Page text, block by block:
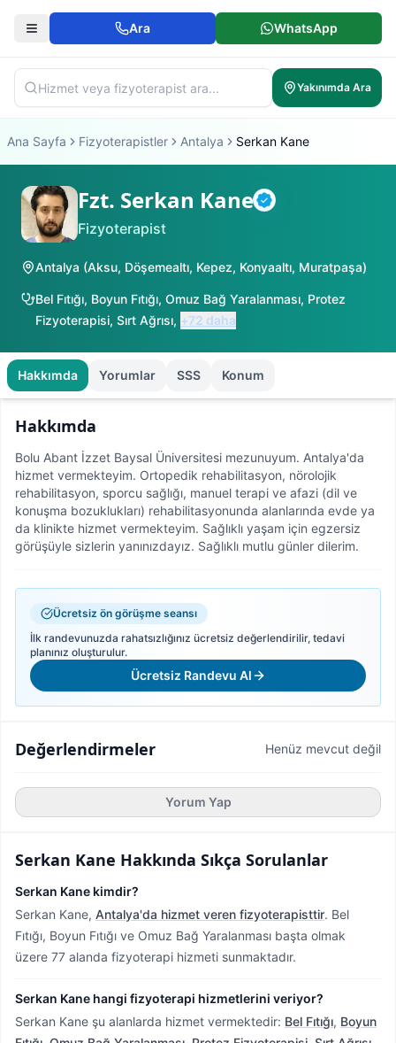
Ara WhatsApp
Yakınımda Ara
Ana Sayfa Fizyoterapistler Antalya Serkan Kane
Fzt. Serkan Kane Doğrulanmış
Fizyoterapist
Antalya (Aksu, Döşemealtı, Kepez, Konyaaltı, Muratpaşa)
Bel Fıtığı, Boyun Fıtığı, Omuz Bağ Yaralanması, Protez
Fizyoterapisi, Sırt Ağrısı, +72 daha
Hakkımda Yorumlar SSS Konum
Hakkımda
Bolu Abant İzzet Baysal Üniversitesi mezunuyum. Antalya'da
hizmet vermekteyim. Ortopedik rehabilitasyon, nörolojik
rehabilitasyon, sporcu sağlığı, manuel terapi ve afazi (dil ve
konuşma bozuklukları) rehabilitasyonunda alanlarında evde ya
da klinikte hizmet vermekteyim. Sağlıklı yaşam için egzersiz
görüşüyle sizlerin yanınızdayız. Sağlıklı mutlu günler dilerim.
Ücretsiz ön görüşme seansı
İlk randevunuzda rahatsızlığınız ücretsiz değerlendirilir, tedavi
planınız oluşturulur.
Ücretsiz Randevu Al
Değerlendirmeler Henüz mevcut değil
Yorum Yap
Serkan Kane Hakkında Sıkça Sorulanlar
Serkan Kane kimdir?
Serkan Kane, Antalya'da hizmet veren fizyoterapisttir. Bel
Fıtığı, Boyun Fıtığı ve Omuz Bağ Yaralanması başta olmak
üzere 77 alanda fizyoterapi hizmeti sunmaktadır.
Serkan Kane hangi fizyoterapi hizmetlerini veriyor?
Serkan Kane şu alanlarda hizmet vermektedir: Bel Fıtığı, Boyun